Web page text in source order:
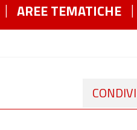
AREE TEMATICHE